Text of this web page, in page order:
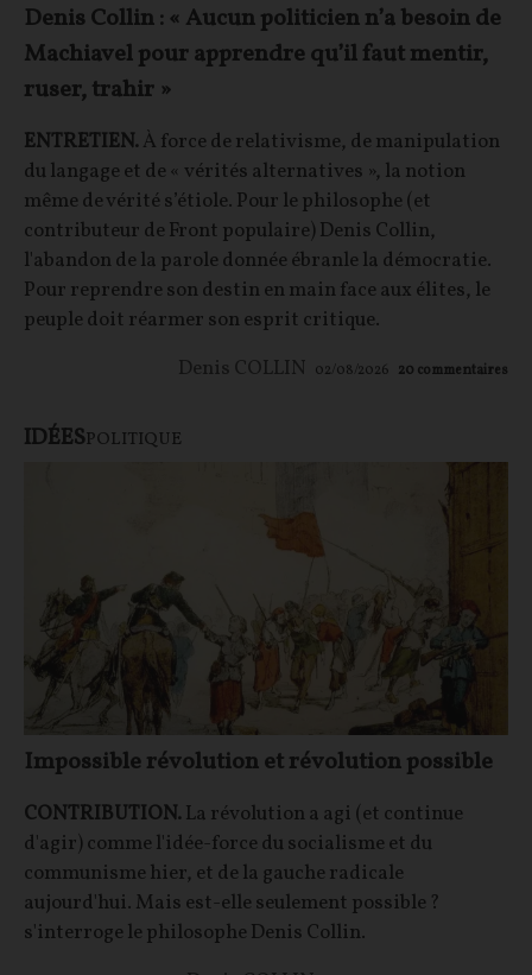
Denis Collin : « Aucun politicien n’a besoin de
Machiavel pour apprendre qu’il faut mentir,
ruser, trahir »
ENTRETIEN.À force de relativisme, de manipulation
du langage et de « vérités alternatives », la notion
même de vérité s’étiole. Pour le philosophe (et
contributeur de Front populaire) Denis Collin,
l'abandon de la parole donnée ébranle la démocratie.
Pour reprendre son destin en main face aux élites, le
peuple doit réarmer son esprit critique.
Denis COLLIN 02/08/2026 20 commentaires
IDÉESPOLITIQUE
Impossible révolution et révolution possible
CONTRIBUTION.La révolution a agi (et continue
d'agir) comme l'idée-force du socialisme et du
communisme hier, et de la gauche radicale
aujourd'hui. Mais est-elle seulement possible ?
s'interroge le philosophe Denis Collin.